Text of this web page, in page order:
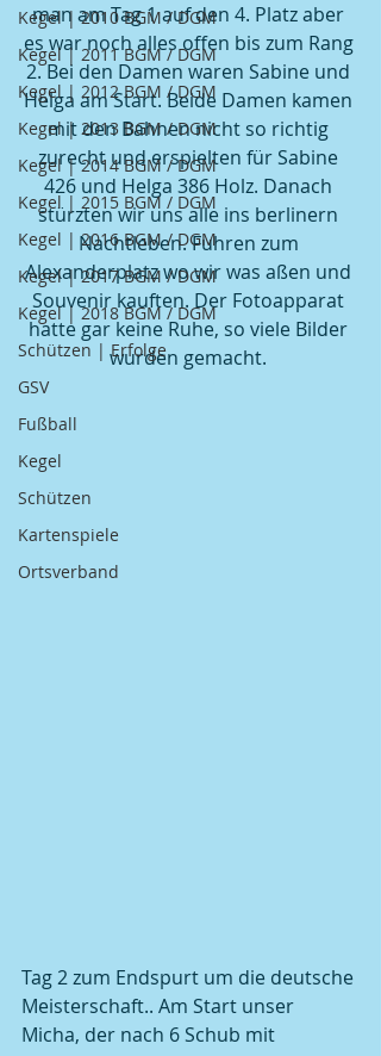
Kegel | 2010 BGM / DGM
Kegel | 2011 BGM / DGM
Kegel | 2012 BGM / DGM
Kegel | 2013 BGM / DGM
Kegel | 2014 BGM / DGM
Kegel | 2015 BGM / DGM
Kegel | 2016 BGM / DGM
Kegel | 2017 BGM / DGM
Kegel | 2018 BGM / DGM
Schützen | Erfolge
GSV
Fußball
Kegel
Schützen
Kartenspiele
Ortsverband
man am Tag 1 auf den 4. Platz aber
es war noch alles offen bis zum Rang
2. Bei den Damen waren Sabine und
Helga am Start. Beide Damen kamen
mit den Bahnen nicht so richtig
zurecht und erspielten für Sabine
426 und Helga 386 Holz. Danach
stürzten wir uns alle ins berlinern
Nachtleben. Fuhren zum
Alexanderplatz wo wir was aßen und
Souvenir kauften. Der Fotoapparat
hatte gar keine Ruhe, so viele Bilder
wurden gemacht.
Tag 2 zum Endspurt um die deutsche
Meisterschaft.. Am Start unser
Micha, der nach 6 Schub mit